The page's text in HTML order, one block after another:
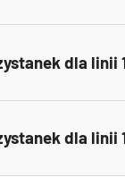
dla linii
dla linii